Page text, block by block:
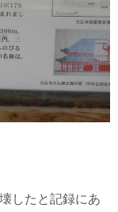
したと記録にあ